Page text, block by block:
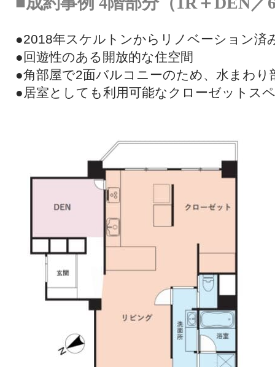
●2018年スケルトンからリノベーション済
●回遊性のある開放的な住空間
●角部屋で2面バルコニーのため、水まわり
●居室としても利用可能なクローゼットス